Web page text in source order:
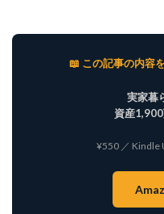
📖 この記事の内容
実家暮
資産
¥550 ／ Kindle